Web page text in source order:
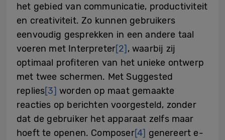
het gebied van communicatie, productiviteit
en creativiteit. Zo kunnen gebruikers
eenvoudig gesprekken in een andere taal
voeren met Interpreter[2], waarbij zij
optimaal profiteren van het unieke ontwerp
met twee schermen. Met Suggested
replies[3] worden op maat gemaakte
reacties op berichten voorgesteld, zonder
dat de gebruiker het apparaat zelfs maar
hoeft te openen. Composer[4] genereert e-